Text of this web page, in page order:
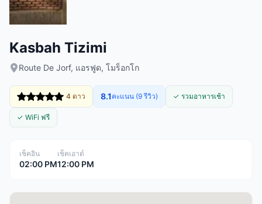
Kasbah Tizimi
Route De Jorf, แอรฟูด, โมร็อกโก
4 ดาว 8.1คะแนน (9 รีวิว) ✓ รวมอาหารเช้า
✓ WiFi ฟรี
เช็คอิน
02:00 PM
เช็คเอาต์
12:00 PM